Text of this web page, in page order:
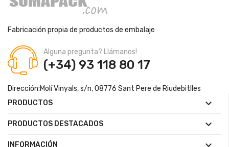
Fabricación propia de productos de embalaje
Alguna pregunta? Llámanos!
(+34) 93 118 80 17
Dirección:Molí Vinyals, s/n, 08776 Sant Pere de Riudebitlles
PRODUCTOS

PRODUCTOS DESTACADOS 
INFORMACIÓN